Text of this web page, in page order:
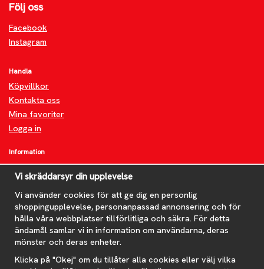
Följ oss
Facebook
Instagram
Handla
Köpvillkor
Kontakta oss
Mina favoriter
Logga in
Information
Om oss
FAQ
Nyheter
Nyhetsbrev
Om cookies
Prenumerera på nyhetsbrevet för våra bästa erbjudanden och
nyheter!
Vi skräddarsyr din upplevelse
Vi använder cookies för att ge dig en personlig
shoppingupplevelse, personanpassad annonsering och för
hålla våra webbplatser tillförlitliga och säkra. För detta
ändamål samlar vi in information om användarna, deras
mönster och deras enheter.
Klicka på "Okej" om du tillåter alla cookies eller välj vilka